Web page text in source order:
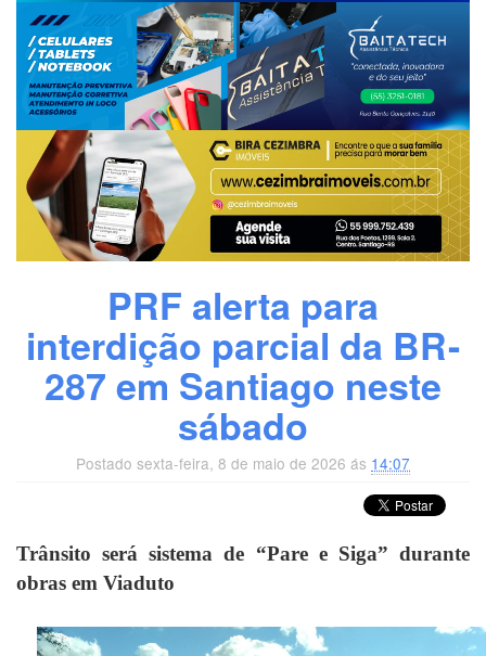
PRF alerta para
interdição parcial da BR-
287 em Santiago neste
sábado
Postado sexta-feira, 8 de maio de 2026 ás 14:07
Trânsito será sistema de “Pare e Siga” durante
obras em Viaduto